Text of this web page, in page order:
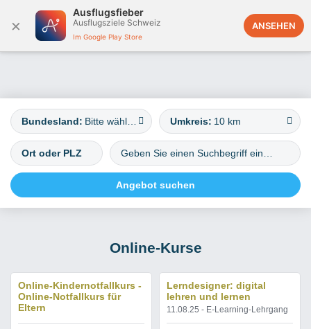
×
Ausflugsfieber
Ausflugsziele Schweiz
Im Google Play Store
ANSEHEN
Österreich
Bundesland: Umkreis: 10 km
Online-Kurse
Online-Kindernotfallkurs -
Online-Notfallkurs für
Eltern
Lerndesigner: digital
lehren und lernen
11.08.25 - E-Learning-Lehrgang